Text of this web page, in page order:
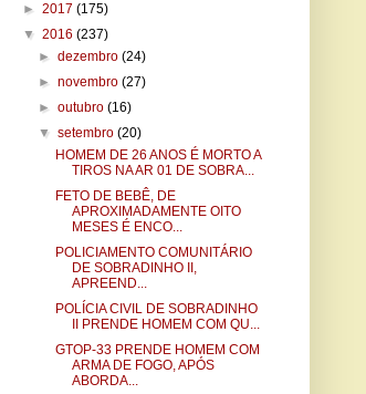
► 2017 (175)
▼ 2016 (237)
►dezembro(24)
►novembro(27)
►outubro(16)
▼setembro(20)
HOMEM DE 26 ANOS É MORTO A
TIROS NA AR 01 DE SOBRA...
FETO DE BEBÊ, DE
APROXIMADAMENTE OITO
MESES É ENCO...
POLICIAMENTO COMUNITÁRIO
DE SOBRADINHO II,
APREEND...
POLÍCIA CIVIL DE SOBRADINHO
II PRENDE HOMEM COM QU...
GTOP-33 PRENDE HOMEM COM
ARMA DE FOGO, APÓS
ABORDA...